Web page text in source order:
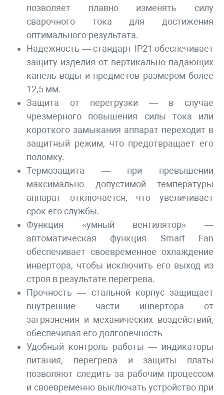
позволяет плавно изменять силу
сварочного тока для достижения
оптимального результата.
Надежность — стандарт IP21 обеспечивает
защиту изделия от вертикально падающих
капель воды и предметов размером более
12,5 мм.
Защита от перегрузки — в случае
чрезмерного повышения силы тока или
короткого замыкания аппарат переходит в
защитный режим, что предотвращает его
поломку.
Термозащита — при превышении
максимально допустимой температуры
аппарат отключается, что увеличивает
срок его службы.
Функция «умный вентилятор» —
автоматическая функция Smart Fan
обеспечивает своевременное охлаждение
инвертора, чтобы исключить его выход из
строя в результате перегрева.
Прочность — стальной корпус защищает
внутренние части инвертора от
загрязнения и механических воздействий,
обеспечивая его долговечность
Удобный контроль работы — индикаторы
питания, перегрева и защиты платы
позволяют следить за рабочим процессом
и своевременно выключать устройство при